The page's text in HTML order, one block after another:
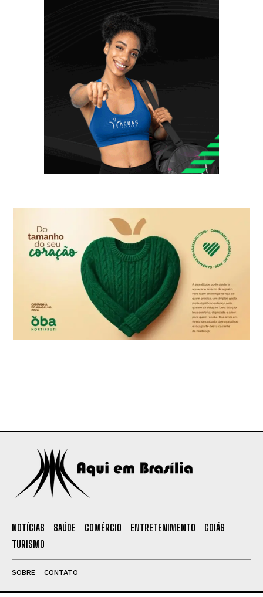
NOTÍCIAS SAÚDE COMÉRCIO ENTRETENIMENTO
GOIÁS
TURISMO
SOBRE CONTATO